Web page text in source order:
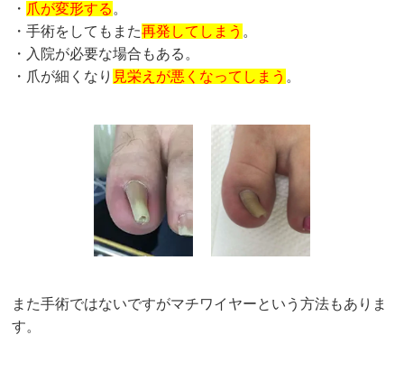
・ 爪が変形する 。
・手術をしてもまた再発してしまう 。
・入院が必要な場合もある。
・爪が細くなり 見栄えが悪くなってしまう 。
また手術ではないですがマチワイヤーという方法もありま
す。